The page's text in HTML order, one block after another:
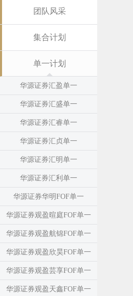
团队风采
集合计划
单一计划
华源证券汇盈单一
华源证券汇盛单一
华源证券汇睿单一
华源证券汇贞单一
华源证券汇明单一
华源证券汇利单一
华源证券华明FOF单一
华源证券观盈暄庭FOF单一
华源证券观盈航锦FOF单一
华源证券观盈欣昊FOF单一
华源证券观盈芸享FOF单一
华源证券观盈天鑫FOF单一